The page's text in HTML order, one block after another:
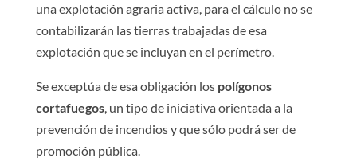
una explotación agraria activa, para el cálculo no se
contabilizarán las tierras trabajadas de esa
explotación que se incluyan en el perímetro.
Se exceptúa de esa obligación los polígonos
cortafuegos, un tipo de iniciativa orientada a la
prevención de incendios y que sólo podrá ser de
promoción pública.